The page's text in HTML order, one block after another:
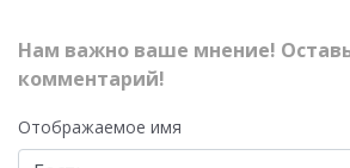
Нам важно ваше мнение!
комментарий!
Отображаемое имя